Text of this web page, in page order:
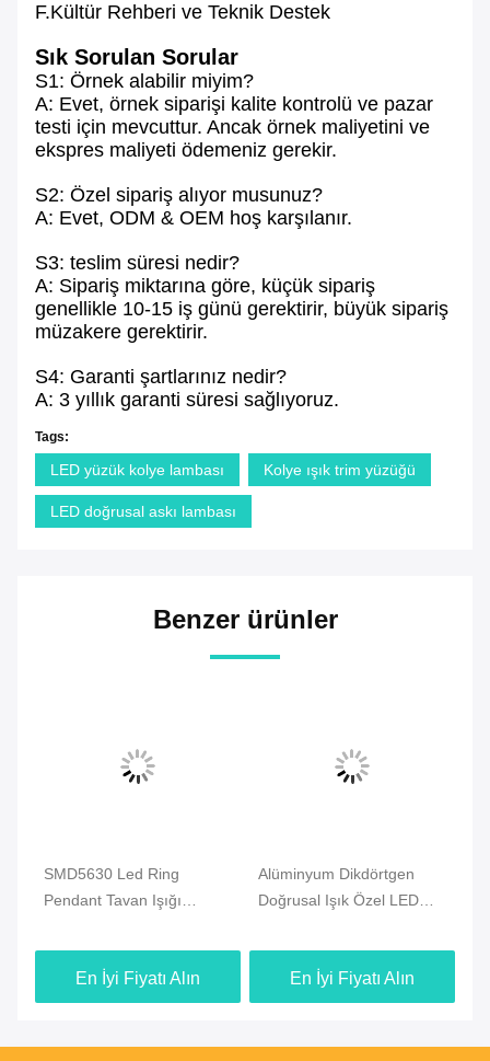
F.Kültür Rehberi ve Teknik Destek
Sık Sorulan Sorular
S1: Örnek alabilir miyim?
A: Evet, örnek siparişi kalite kontrolü ve pazar
testi için mevcuttur. Ancak örnek maliyetini ve
ekspres maliyeti ödemeniz gerekir.
S2: Özel sipariş alıyor musunuz?
A: Evet, ODM & OEM hoş karşılanır.
S3: teslim süresi nedir?
A: Sipariş miktarına göre, küçük sipariş
genellikle 10-15 iş günü gerektirir, büyük sipariş
müzakere gerektirir.
S4: Garanti şartlarınız nedir?
A: 3 yıllık garanti süresi sağlıyoruz.
Tags:
LED yüzük kolye lambası Kolye ışık trim yüzüğü
LED doğrusal askı lambası
Benzer ürünler
SMD5630 Led Ring
Pendant Tavan Işığı
Yapılmış
En İyi Fiyatı Alın
Alüminyum Dikdörtgen
Doğrusal Işık Özel LED
En İyi Fiyatı Alın